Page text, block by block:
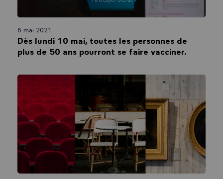
6 mai 2021
Dès lundi 10 mai, toutes les personnes de
plus de 50 ans pourront se faire vacciner.